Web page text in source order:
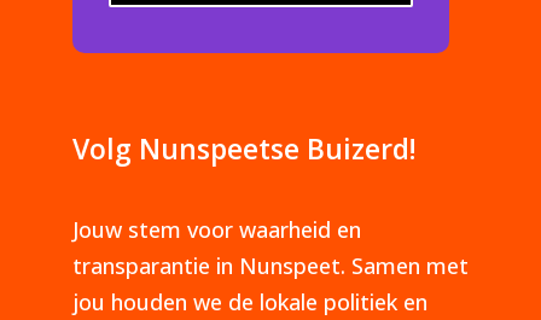
Volg Nunspeetse Buizerd!
Jouw stem voor waarheid en
transparantie in Nunspeet. Samen met
jou houden we de lokale politiek en